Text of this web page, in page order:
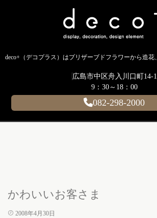
広島市中区舟入川口町14-1
9：30～18：00
082-298-2000
かわいいお客さま
2008年4月30日